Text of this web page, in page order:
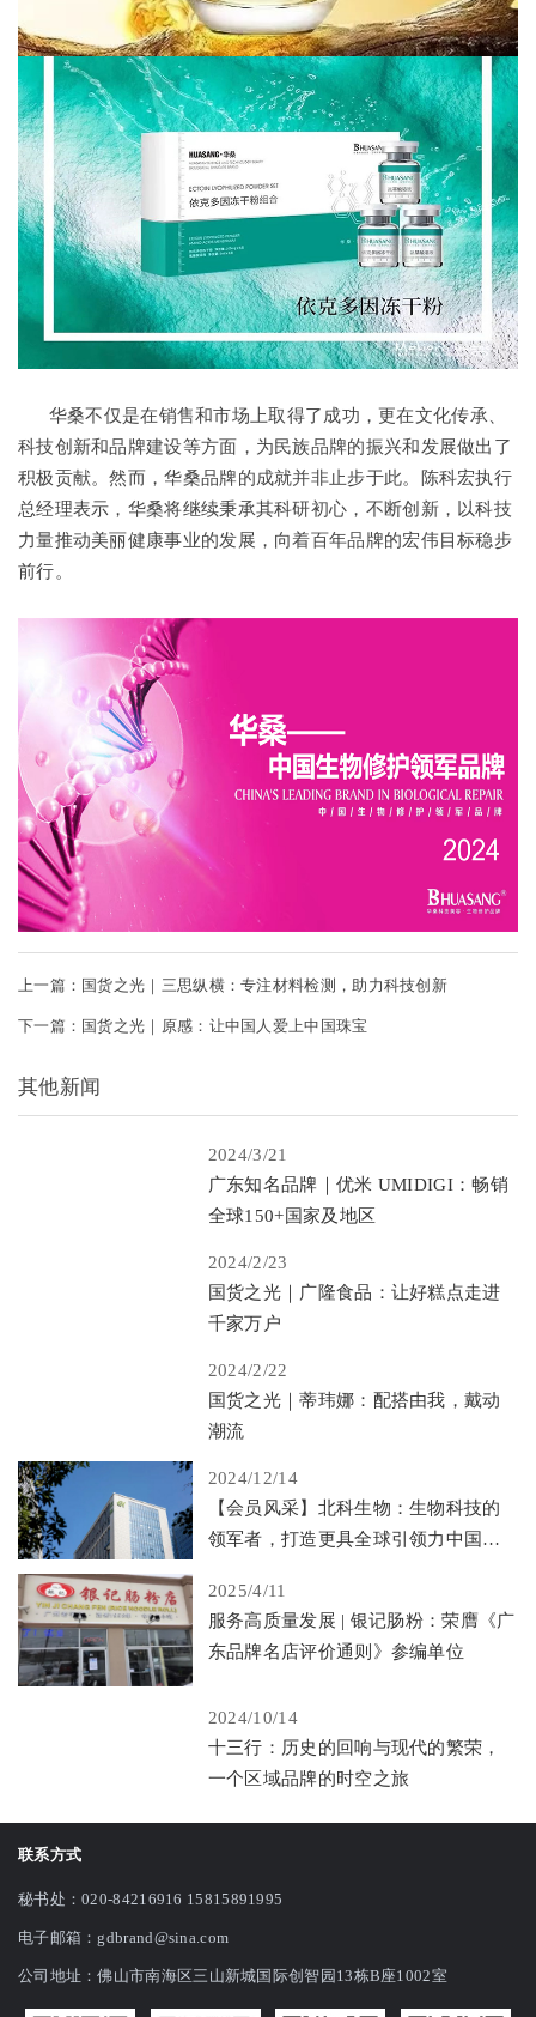
华桑不仅是在销售和市场上取得了成功，更在文化传承、
科技创新和品牌建设等方面，为民族品牌的振兴和发展做出了
积极贡献。然而，华桑品牌的成就并非止步于此。陈科宏执行
总经理表示，华桑将继续秉承其科研初心，不断创新，以科技
力量推动美丽健康事业的发展，向着百年品牌的宏伟目标稳步
前行。
上一篇：国货之光｜三思纵横：专注材料检测，助力科技创新
下一篇：国货之光｜原感：让中国人爱上中国珠宝
其他新闻
2024/3/21
广东知名品牌｜优米 UMIDIGI：畅销
全球150+国家及地区
2024/2/23
国货之光｜广隆食品：让好糕点走进
千家万户
2024/2/22
国货之光｜蒂玮娜：配搭由我，戴动
潮流
2024/12/14
【会员风采】北科生物：生物科技的
领军者，打造更具全球引领力中国品
2025/4/11
服务高质量发展 | 银记肠粉：荣膺《广
东品牌名店评价通则》参编单位
2024/10/14
十三行：历史的回响与现代的繁荣，
一个区域品牌的时空之旅
联系方式
秘书处：020-84216916 15815891995
电子邮箱：gdbrand@sina.com
公司地址：佛山市南海区三山新城国际创智园13栋B座1002室